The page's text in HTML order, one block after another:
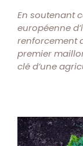
En soutenant
européenne
renforcement
premier
clé d’une